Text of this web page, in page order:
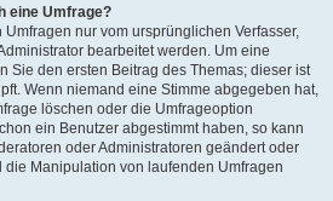
eine Umfrage?
nur vom ursprünglichen Verfasser,
bearbeitet werden. Um eine
Sie den ersten Beitrag des Themas; dieser ist
Wenn niemand eine Stimme abgegeben hat,
löschen oder die Umfrageoption
ein Benutzer abgestimmt haben, so kann
oder Administratoren geändert oder
Manipulation von laufenden Umfragen